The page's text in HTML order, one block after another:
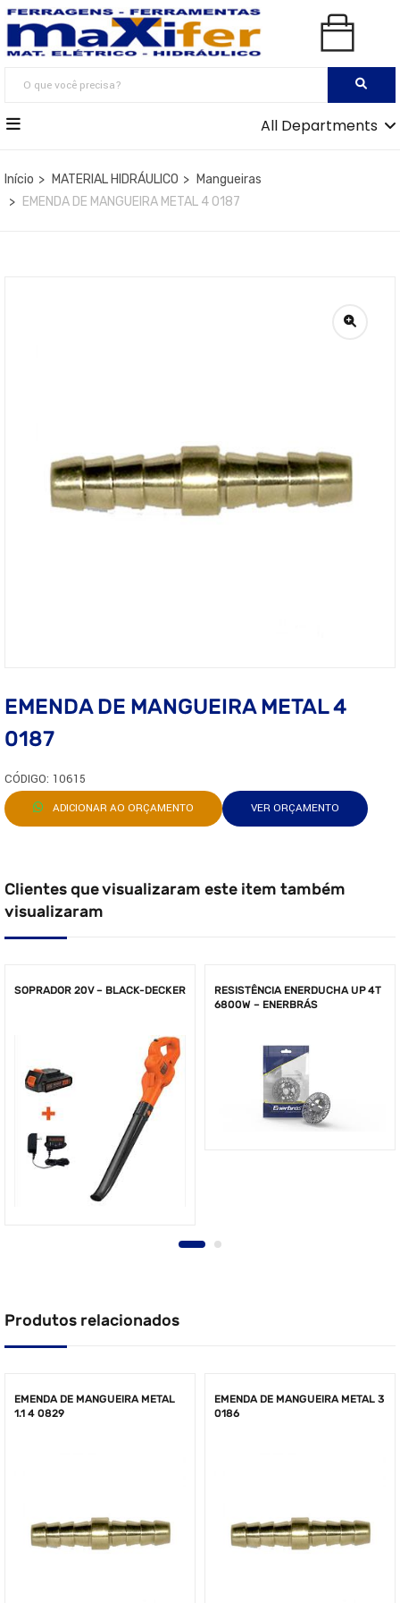
All Departments
Início MATERIAL HIDRÁULICO
Mangueiras
EMENDA DE MANGUEIRA METAL 4 0187
EMENDA DE MANGUEIRA METAL 4
0187
CÓDIGO: 10615
ADICIONAR AO ORÇAMENTO VER ORÇAMENTO
Clientes que visualizaram este item também
visualizaram
SOPRADOR 20V – BLACK-DECKER
RESISTÊNCIA ENERDUCHA UP 4T
6800W – ENERBRÁS
Produtos relacionados
EMENDA DE MANGUEIRA METAL
1.1 4 0829
EMENDA DE MANGUEIRA METAL 3
0186